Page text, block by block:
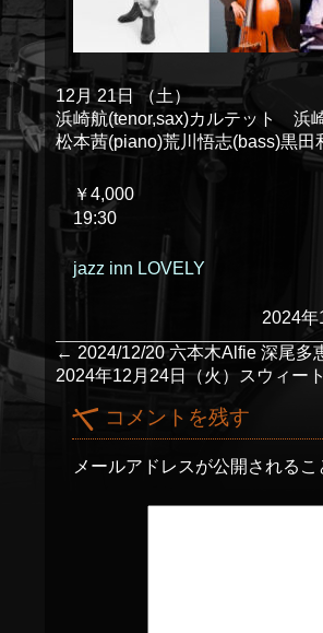
12月 21日
（土）
浜崎航(tenor,sax)カルテット 浜
松本茜(piano)荒川悟志(bass)黒田
￥4,000
19:30
jazz inn LOVELY
2024
← 2024/12/20 六本木Alfie 深尾多
2024年12月24日（火）スウィー
コメントを残す
メールアドレスが公開されるこ